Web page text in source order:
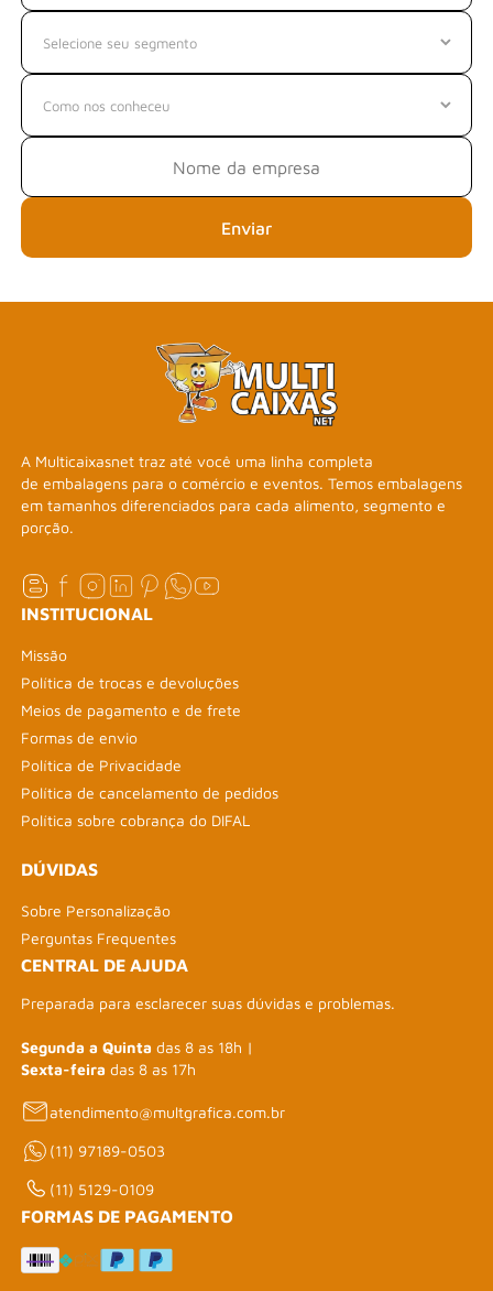
Enviar
A Multicaixasnet traz até você uma linha completa
de embalagens para o comércio e eventos. Temos embalagens
em tamanhos diferenciados para cada alimento, segmento e
porção.
INSTITUCIONAL
Missão
Política de trocas e devoluções
Meios de pagamento e de frete
Formas de envio
Política de Privacidade
Política de cancelamento de pedidos
Política sobre cobrança do DIFAL
DÚVIDAS
Sobre Personalização
Perguntas Frequentes
CENTRAL DE AJUDA
Preparada para esclarecer suas dúvidas e problemas.
Segunda a Quinta das 8 as 18h |
Sexta-feira das 8 as 17h
atendimento@multgrafica.com.br
(11) 97189-0503
(11) 5129-0109
FORMAS DE PAGAMENTO